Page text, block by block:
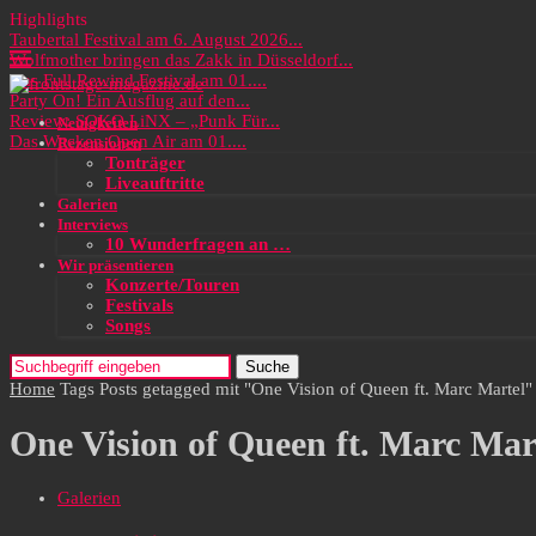
Highlights
Taubertal Festival am 6. August 2026...
Wolfmother bringen das Zakk in Düsseldorf...
Das Full Rewind Festival am 01....
Party On! Ein Ausflug auf den...
Review: SOKO LiNX – „Punk Für...
Das Wacken Open Air am 01....
Neuigkeiten
Rezensionen
Tonträger
Liveauftritte
Galerien
Interviews
10 Wunderfragen an …
Wir präsentieren
Konzerte/Touren
Festivals
Songs
Suche
Home Tags Posts getagged mit "One Vision of Queen ft. Marc Martel"
One Vision of Queen ft. Marc
Galerien